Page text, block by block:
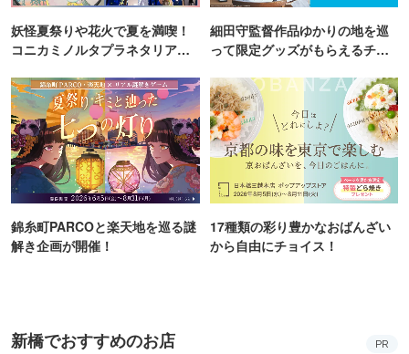
妖怪夏祭りや花火で夏を満喫！
コニカミノルタプラネタリア
細田守監督作品ゆかりの地を巡
って限定グッズがもらえるチャ
錦糸町PARCOと楽天地を巡る謎
解き企画が開催！
17種類の彩り豊かなおばんざい
から自由にチョイス！
新橋でおすすめのお店 PR